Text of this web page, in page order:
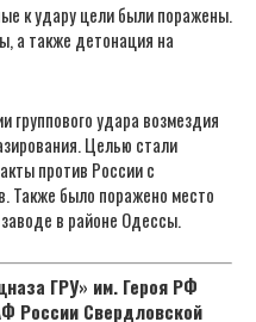
к удару цели были поражены.
а также детонация на
группового удара возмездия
Целью стали
против России с
Также было поражено место
в районе Одессы.
ГРУ» им. Героя РФ
России Свердловской